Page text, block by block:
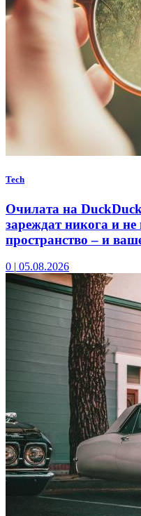
Tech
Очилата на
зареждат никога и
пространство – и
0 | 05.08.2026